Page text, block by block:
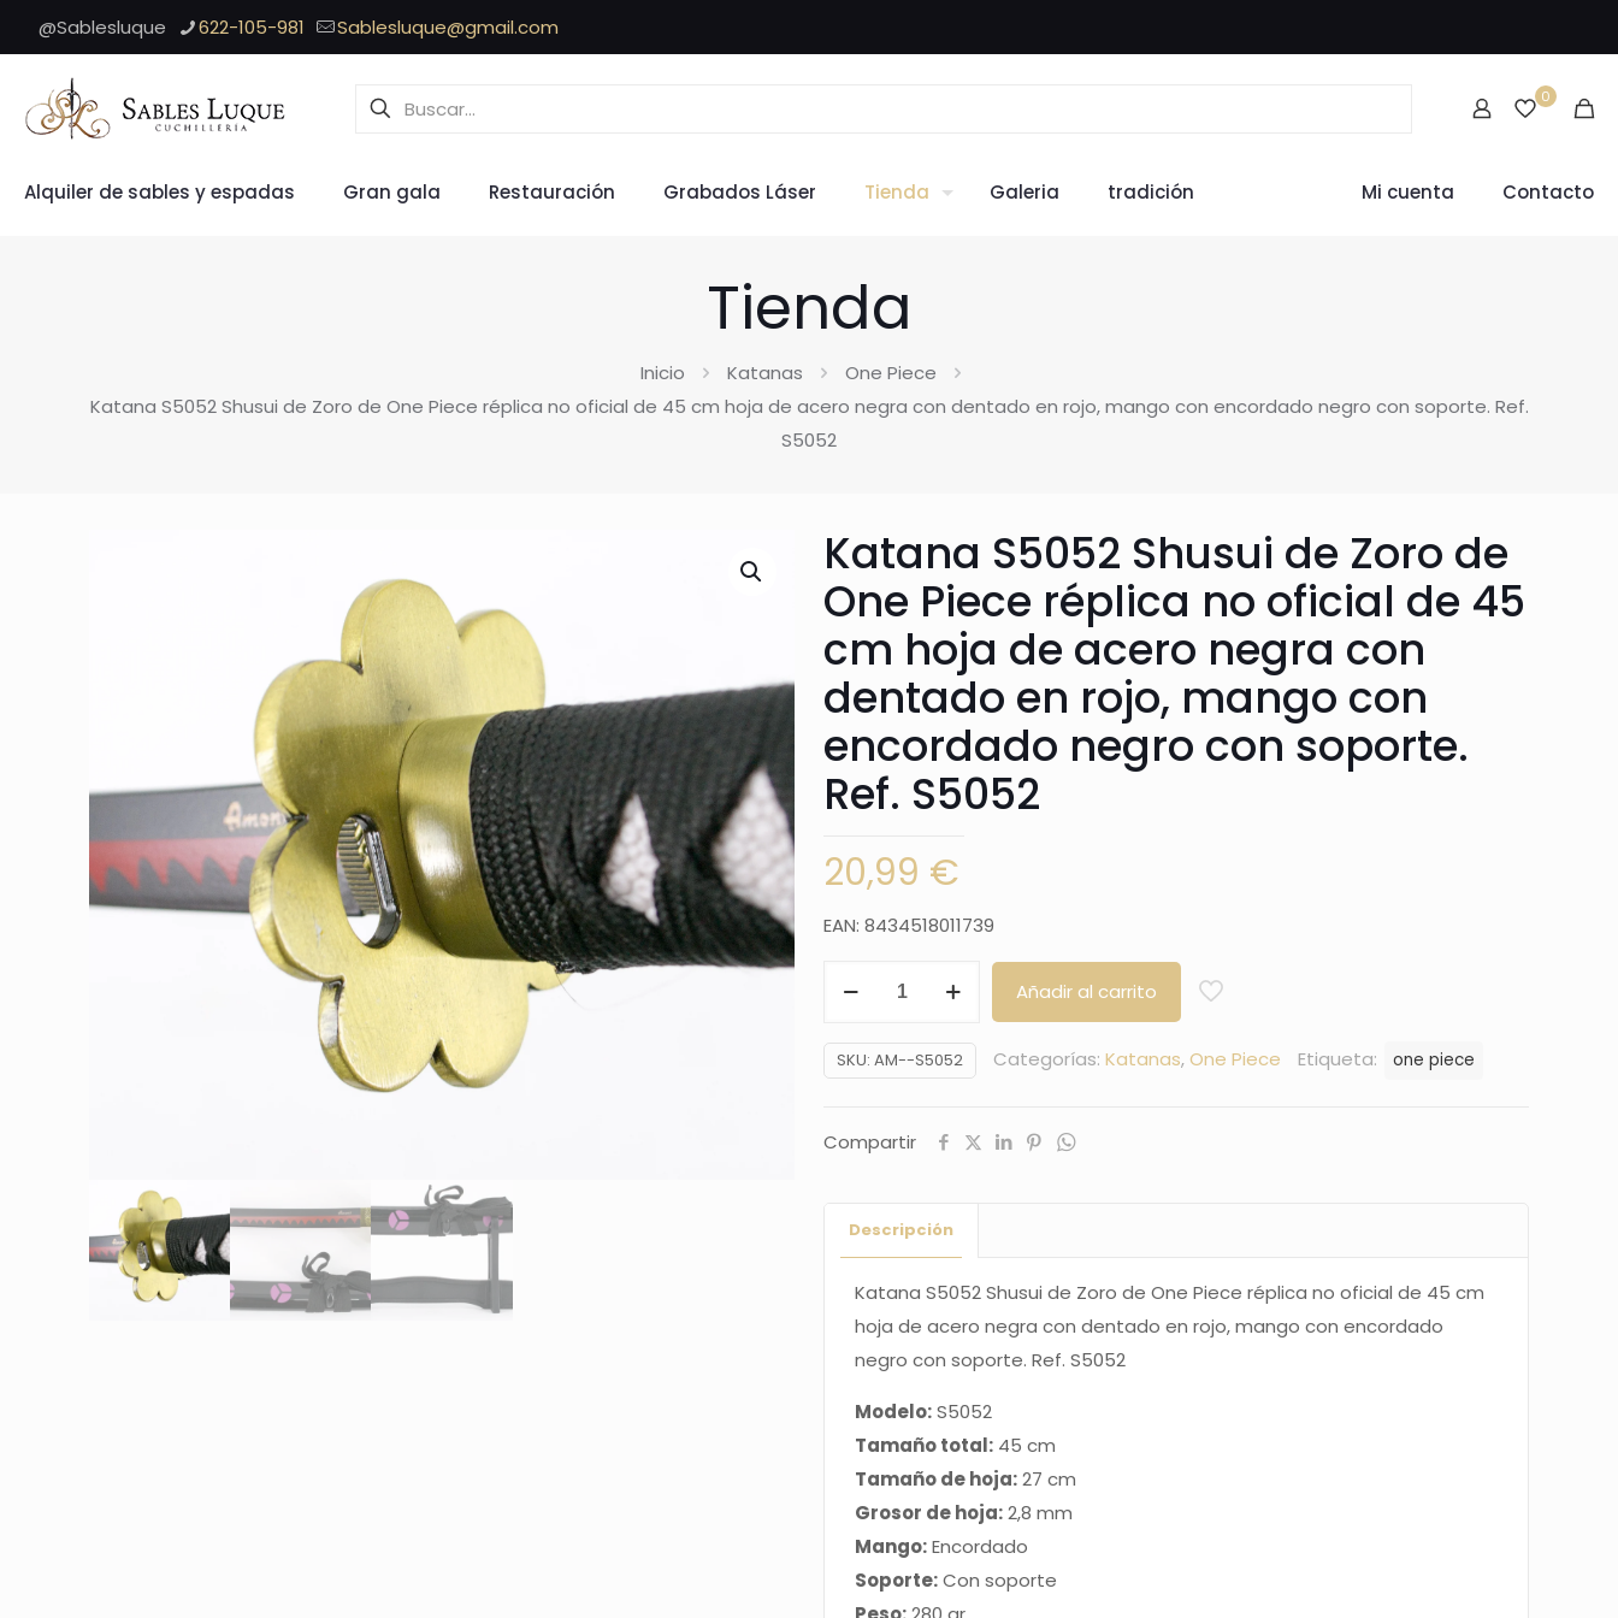
@Sablesluque 622-105-981 Sablesluque@gmail.com
0
Alquiler de sables y espadas Gran gala Restauración Grabados Láser Tienda Galeria tradición Mi cuenta Contacto
Tienda
Inicio Katanas
One Piece
Katana S5052 Shusui de Zoro de One Piece réplica no oficial de 45 cm hoja de acero negra con dentado en rojo, mango con encordado negro con soporte. Ref.
S5052
Katana S5052 Shusui de Zoro de
One Piece réplica no oficial de 45
cm hoja de acero negra con
dentado en rojo, mango con
encordado negro con soporte.
Ref. S5052
20,99 €
EAN: 8434518011739
Shusui
de
de
hoja
acero
negra
con
Añadir al carrito
SKU: AM--S5052 Categorías: Katanas,One Piece Etiqueta: one piece
Compartir
Descripción
Katana S5052 Shusui de Zoro de One Piece réplica no oficial de 45 cm
hoja de acero negra con dentado en rojo, mango con encordado
negro con soporte. Ref. S5052
Modelo:S5052
Tamaño total: 45 cm
Tamaño de hoja:27 cm
Grosor de hoja:2,8 mm
Mango:Encordado
Soporte:Con soporte